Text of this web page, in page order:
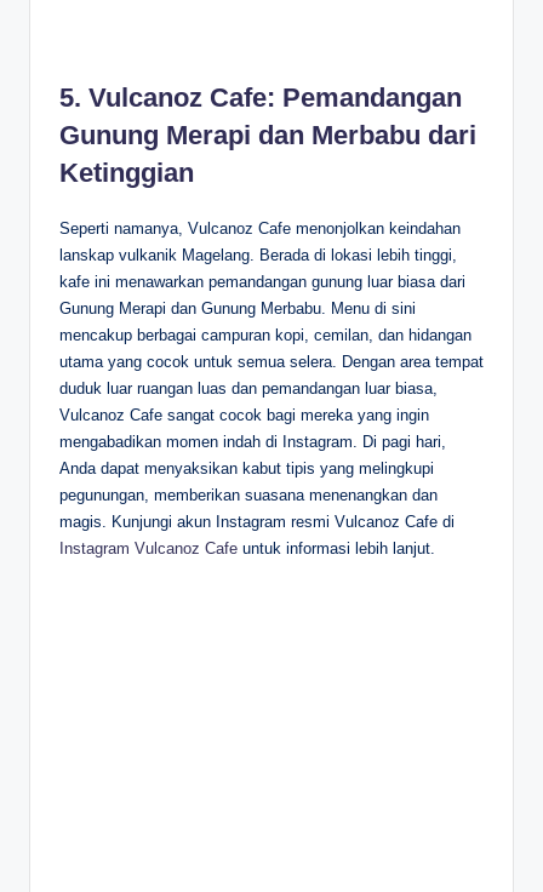
5. Vulcanoz Cafe: Pemandangan
Gunung Merapi dan Merbabu dari
Ketinggian
Seperti namanya, Vulcanoz Cafe menonjolkan keindahan
lanskap vulkanik Magelang. Berada di lokasi lebih tinggi,
kafe ini menawarkan pemandangan gunung luar biasa dari
Gunung Merapi dan Gunung Merbabu. Menu di sini
mencakup berbagai campuran kopi, cemilan, dan hidangan
utama yang cocok untuk semua selera. Dengan area tempat
duduk luar ruangan luas dan pemandangan luar biasa,
Vulcanoz Cafe sangat cocok bagi mereka yang ingin
mengabadikan momen indah di Instagram. Di pagi hari,
Anda dapat menyaksikan kabut tipis yang melingkupi
pegunungan, memberikan suasana menenangkan dan
magis. Kunjungi akun Instagram resmi Vulcanoz Cafe di
Instagram Vulcanoz Cafe untuk informasi lebih lanjut.